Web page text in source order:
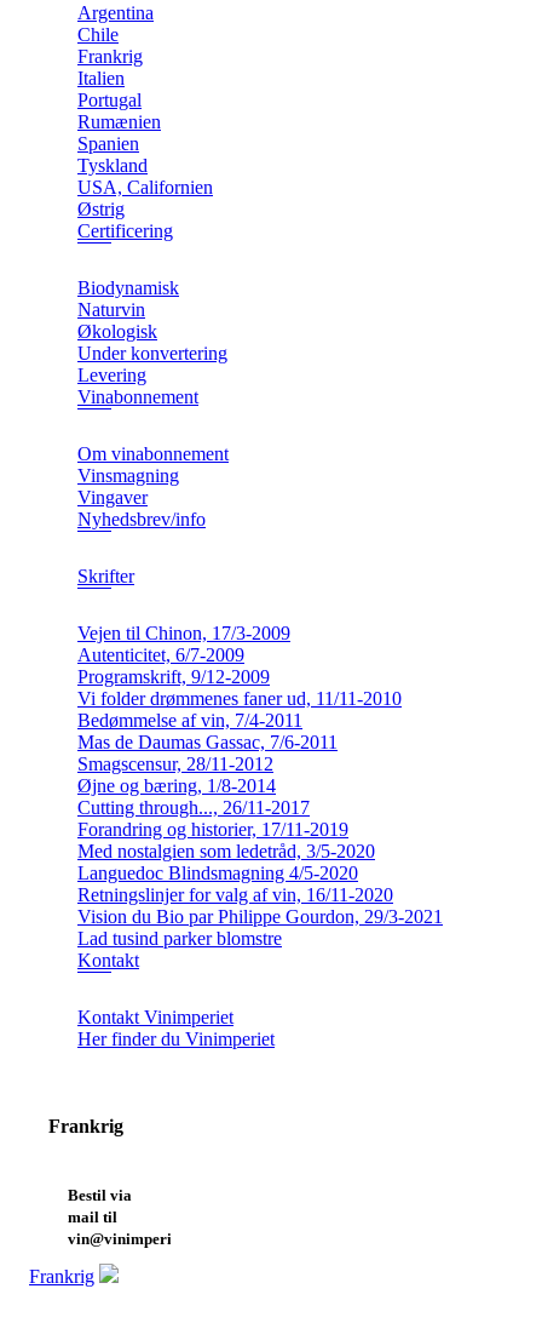
Argentina
Chile
Frankrig
Italien
Portugal
Rumænien
Spanien
Tyskland
USA, Californien
Østrig
Certificering
Biodynamisk
Naturvin
Økologisk
Under konvertering
Levering
Vinabonnement
Om vinabonnement
Vinsmagning
Vingaver
Nyhedsbrev/info
Skrifter
Vejen til Chinon, 17/3-2009
Autenticitet, 6/7-2009
Programskrift, 9/12-2009
Vi folder drømmenes faner ud, 11/11-2010
Bedømmelse af vin, 7/4-2011
Mas de Daumas Gassac, 7/6-2011
Smagscensur, 28/11-2012
Øjne og bæring, 1/8-2014
Cutting through..., 26/11-2017
Forandring og historier, 17/11-2019
Med nostalgien som ledetråd, 3/5-2020
Languedoc Blindsmagning 4/5-2020
Retningslinjer for valg af vin, 16/11-2020
Vision du Bio par Philippe Gourdon, 29/3-2021
Lad tusind parker blomstre
Kontakt
Kontakt Vinimperiet
Her finder du Vinimperiet
Frankrig
Bestil via
mail til
vin@vinimperiet.dk
Frankrig